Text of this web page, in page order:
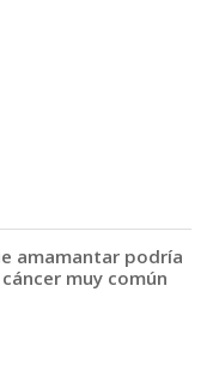
amamantar podría
muy común